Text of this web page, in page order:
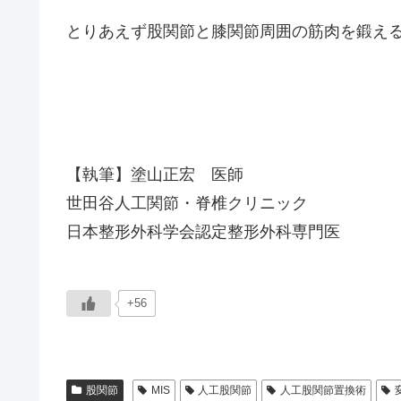
とりあえず股関節と膝関節周囲の筋肉を鍛え
【執筆】塗山正宏 医師
世田谷人工関節・脊椎クリニック
日本整形外科学会認定整形外科専門医
+56
股関節 MIS 人工股関節 人工股関節置換術